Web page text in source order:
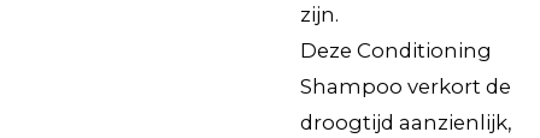
zijn.
Deze Conditioning
Shampoo verkort de
droogtijd aanzienlijk,